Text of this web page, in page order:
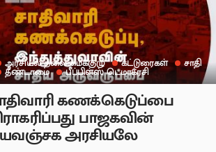
அரசியல் தலைமைக்குழு கட்டுரைகள் சாதி
தீண்டாமை பீப்பிள்ஸ் டெமாக்ரசி
கணக்கெடுப்பை
பாஜகவின்
அரசியலே